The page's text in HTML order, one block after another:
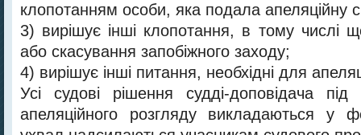
клопотанням особи, яка подала апеляційну
3) вирішує інші клопотання, в тому числі
або скасування запобіжного заходу;
4) вирішує інші питання, необхідні для
Усі судові рішення судді-доповідача
апеляційного розгляду викладаються у